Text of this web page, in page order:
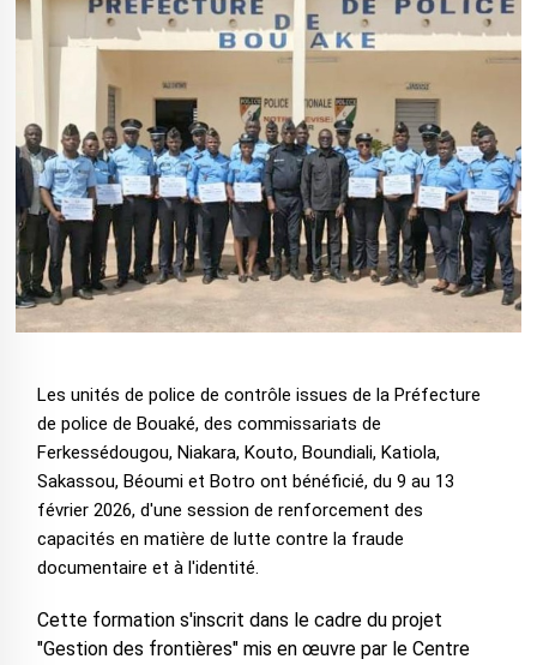
Les unités de police de contrôle issues de la Préfecture
de police de Bouaké, des commissariats de
Ferkessédougou, Niakara, Kouto, Boundiali, Katiola,
Sakassou, Béoumi et Botro ont bénéficié, du 9 au 13
février 2026, d'une session de renforcement des
capacités en matière de lutte contre la fraude
documentaire et à l'identité.
Cette formation s'inscrit dans le cadre du projet
"Gestion des frontières" mis en œuvre par le Centre